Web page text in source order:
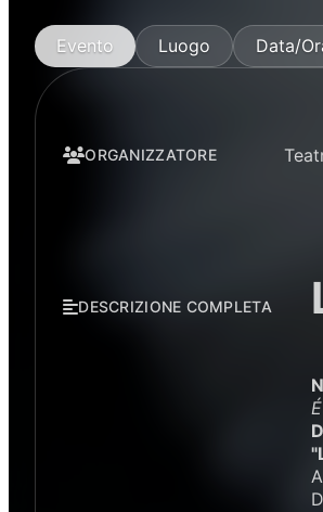
Evento Luogo Data/
ORGANIZZATORE
DESCRIZIONE COMPLETA